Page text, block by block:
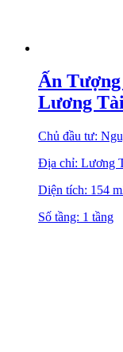
Ấn
Lương
Chủ đầu tư:
Địa chỉ: Lương
Diện tích: 154
Số tầng: 1 tầng